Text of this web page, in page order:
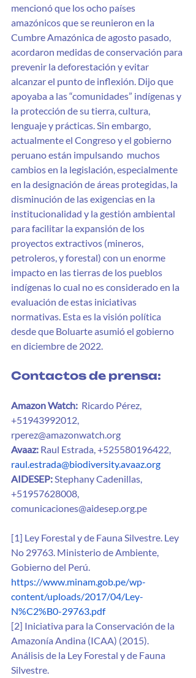
mencionó que los ocho países
amazónicos que se reunieron en la
Cumbre Amazónica de agosto pasado,
acordaron medidas de conservación para
prevenir la deforestación y evitar
alcanzar el punto de inflexión. Dijo que
apoyaba a las “comunidades” indígenas y
la protección de su tierra, cultura,
lenguaje y prácticas. Sin embargo,
actualmente el Congreso y el gobierno
peruano están impulsando  muchos
cambios en la legislación, especialmente
en la designación de áreas protegidas, la
disminución de las exigencias en la
institucionalidad y la gestión ambiental
para facilitar la expansión de los
proyectos extractivos (mineros,
petroleros, y forestal) con un enorme
impacto en las tierras de los pueblos
indígenas lo cual no es considerado en la
evaluación de estas iniciativas
normativas. Esta es la visión política
desde que Boluarte asumió el gobierno
en diciembre de 2022.
Contactos de prensa:
Amazon Watch:
  Ricardo Pérez,
+51943992012,
rperez@amazonwatch.org
Avaaz: Raul Estrada, +525580196422,
raul.estrada@biodiversity.avaaz.org
AIDESEP: Stephany Cadenillas,
+51957628008,
comunicaciones@aidesep.org.pe
[1] Ley Forestal y de Fauna Silvestre. Ley
No 29763. Ministerio de Ambiente,
Gobierno del Perú.
https://www.minam.gob.pe/wp-
content/uploads/2017/04/Ley-
N%C2%B0-29763.pdf
[2] Iniciativa para la Conservación de la
Amazonía Andina (ICAA) (2015).
Análisis de la Ley Forestal y de Fauna
Silvestre.